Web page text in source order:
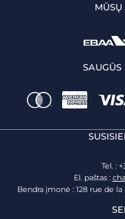
MŪSŲ
Tel. :
El. paštas :
Bendra įmonė : 128 rue de